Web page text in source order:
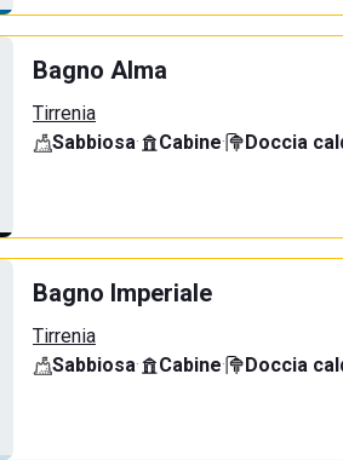
Bagno Alma
Tirrenia
Sabbiosa· Cabine· Doccia
Bagno Imperiale
Tirrenia
Sabbiosa· Cabine· Doccia